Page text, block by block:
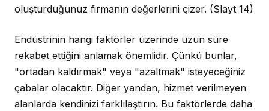
oluşturduğunuz firmanın değerlerini çizer. (Slayt 14)
Endüstrinin hangi faktörler üzerinde uzun süre
rekabet ettiğini anlamak önemlidir. Çünkü bunlar,
"ortadan kaldırmak" veya "azaltmak" isteyeceğiniz
çabalar olacaktır. Diğer yandan, hizmet verilmeyen
alanlarda kendinizi farklılaştırın. Bu faktörlerde daha